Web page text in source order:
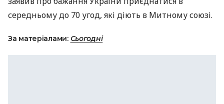
середньому до 70 угод, які діють в Митному союзі.
За матеріалами: Сьогодні